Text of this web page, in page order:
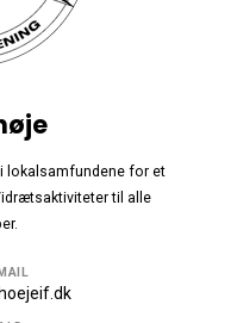
lokalsamfundene for et
til alle